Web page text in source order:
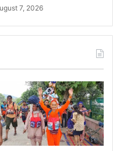
7, 2026